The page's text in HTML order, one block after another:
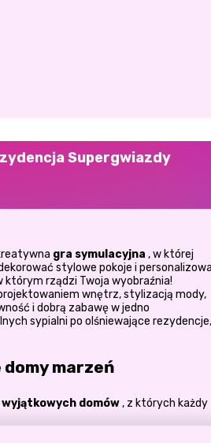
Supergwiazdy
gra symulacyjna , w której
stylowe pokoje i
rządzi Twoja wyobraźnia!
wnętrz, stylizacją mody,
i dobrą zabawę w jedno
sypialni po olśniewające rezydencje,
marzeń
wyjątkowych domów, z których każdy